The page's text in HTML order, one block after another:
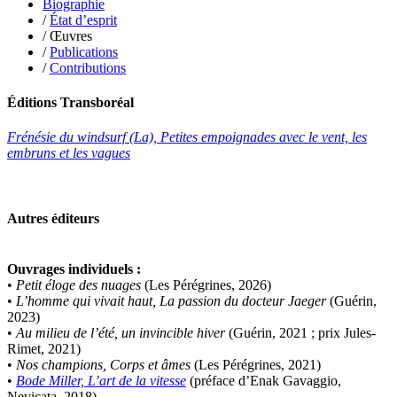
Sapin-Defour Cédric
Sattler Alexandre
Sauquet Michel
Sauve Philippe
Shipton Eric
Sokpakbaïev Berdibek
Squillace Sophie
Stuck Hudson
Sylvestre Françoise
Thevenet Jacqueline
Trouplin Boris
Troussier Virginie
Tuilier Romain
Tzapoff Antoine
Ujfalvy-Bourdon Marie de
Urbain Jean-Didier
Valéry Philippe
Biographie
/État d’esprit
/ Œuvres
/Publications
/Contributions
Éditions Transboréal
Frénésie du windsurf (La), Petites empoignades avec le vent, les
embruns et les vagues
Autres éditeurs
Ouvrages individuels :
• Petit éloge des nuages (Les Pérégrines, 2026)
• L’homme qui vivait haut, La passion du docteur Jaeger(Guérin,
2023)
• Au milieu de l’été, un invincible hiver(Guérin, 2021 ; prix Jules-
Rimet, 2021)
• Nos champions, Corps et âmes (Les Pérégrines, 2021)
• Bode Miller, L’art de la vitesse (préface d’Enak Gavaggio,